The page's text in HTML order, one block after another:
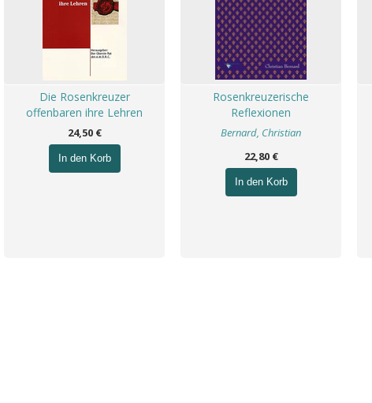
Die Rosenkreuzer
offenbaren ihre Lehren
24,50 €
In den Korb
Rosenkreuzerische
Reflexionen
Bernard, Christian
22,80 €
In den Korb